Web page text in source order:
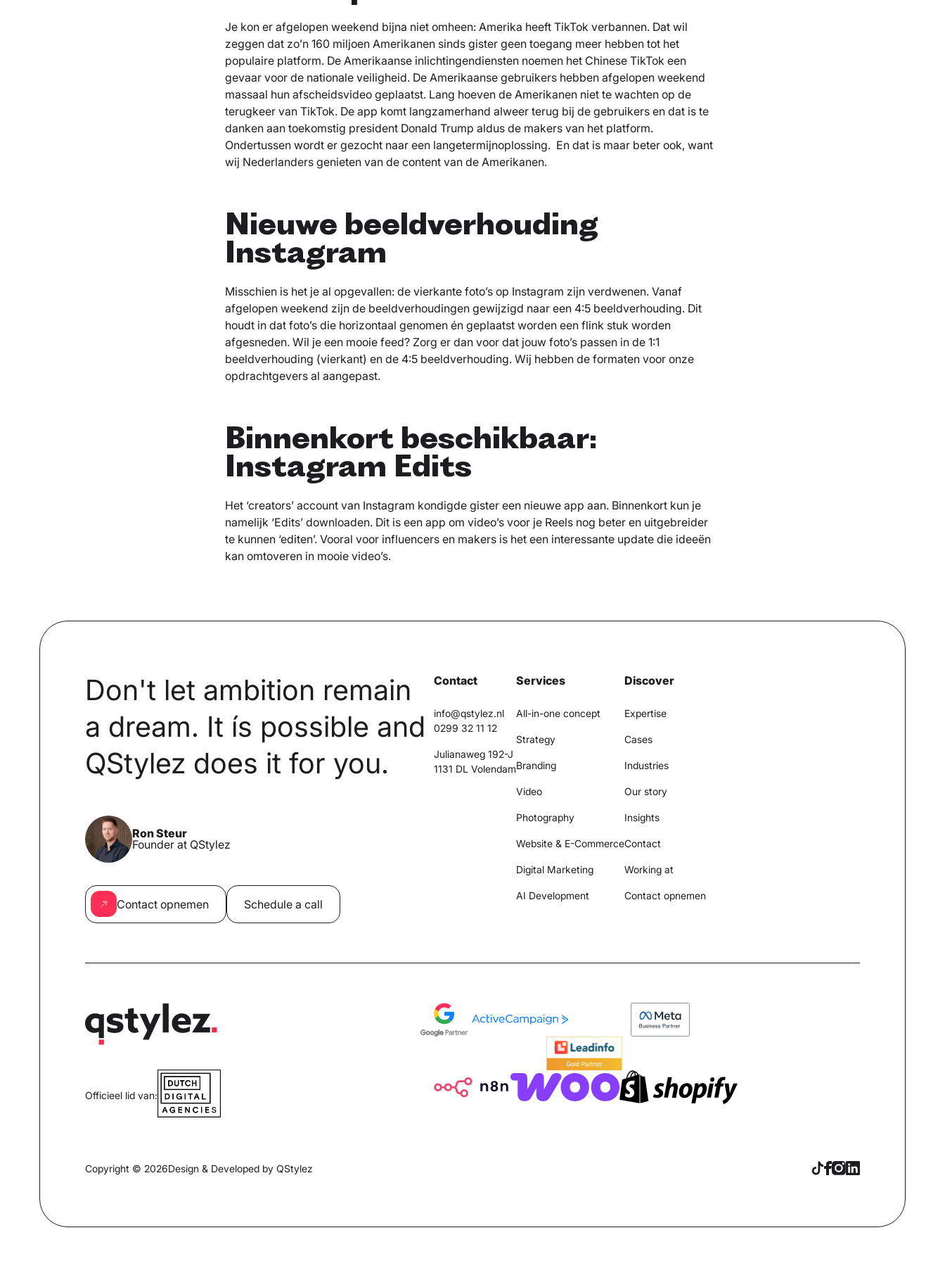
Je kon er afgelopen weekend bijna niet omheen: Amerika heeft TikTok verbannen. Dat wil
zeggen dat zo’n 160 miljoen Amerikanen sinds gister geen toegang meer hebben tot het
populaire platform. De Amerikaanse inlichtingendiensten noemen het Chinese TikTok een
gevaar voor de nationale veiligheid. De Amerikaanse gebruikers hebben afgelopen weekend
massaal hun afscheidsvideo geplaatst. Lang hoeven de Amerikanen niet te wachten op de
terugkeer van TikTok. De app komt langzamerhand alweer terug bij de gebruikers en dat is te
danken aan toekomstig president Donald Trump aldus de makers van het platform.
Ondertussen wordt er gezocht naar een langetermijnoplossing. En dat is maar beter ook, want
wij Nederlanders genieten van de content van de Amerikanen.
Nieuwe beeldverhouding
Instagram
Misschien is het je al opgevallen: de vierkante foto’s op Instagram zijn verdwenen. Vanaf
afgelopen weekend zijn de beeldverhoudingen gewijzigd naar een 4:5 beeldverhouding. Dit
houdt in dat foto’s die horizontaal genomen én geplaatst worden een flink stuk worden
afgesneden. Wil je een mooie feed? Zorg er dan voor dat jouw foto’s passen in de 1:1
beeldverhouding (vierkant) en de 4:5 beeldverhouding. Wij hebben de formaten voor onze
opdrachtgevers al aangepast.
Binnenkort beschikbaar:
Instagram Edits
Het ‘creators’ account van Instagram kondigde gister een nieuwe app aan. Binnenkort kun je
namelijk ‘Edits’ downloaden. Dit is een app om video’s voor je Reels nog beter en uitgebreider
te kunnen ‘editen’. Vooral voor influencers en makers is het een interessante update die ideeën
kan omtoveren in mooie video’s.
Don't let ambition remain
a dream. It ís possible and
QStylez does it for you.
Ron Steur
Founder at QStylez
Contact opnemen Schedule a call
Contact
info@qstylez.nl
0299 32 11 12
Julianaweg 192-J
1131 DL Volendam
Services
All-in-one concept
Strategy
Branding
Video
Photography
Website & E-Commerce
Digital Marketing
AI Development
Discover
Expertise
Cases
Industries
Our story
Insights
Contact
Working at
Contact opnemen
Officieel lid van:
Copyright © 2026Design & Developed by QStylez